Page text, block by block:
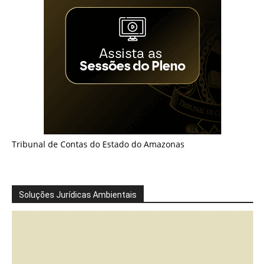
Tribunal de Contas do Estado do Amazonas
Soluções Jurídicas Ambientais